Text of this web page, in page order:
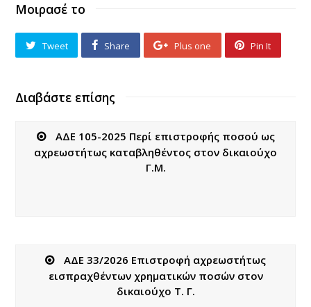
Μοιρασέ το
Tweet Share Plus one Pin It
Διαβάστε επίσης
ΑΔΕ 105-2025 Περί επιστροφής ποσού ως
αχρεωστήτως καταβληθέντος στον δικαιούχο
Γ.Μ.
ΑΔΕ 33/2026 Επιστροφή αχρεωστήτως
εισπραχθέντων χρηματικών ποσών στον
δικαιούχο Τ. Γ.